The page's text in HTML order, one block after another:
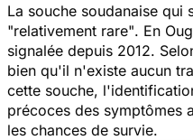
La souche soudanaise qui
"relativement rare". En
signalée depuis 2012.
bien qu'il n'existe aucun
cette souche,
précoces des symptômes
les chances de survie.